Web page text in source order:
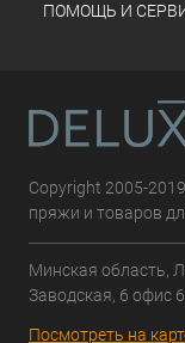
ПОМОЩЬ И
Copyright 2005-
пряжи и товаров
Минская область,
Заводская, 6 офис
Посмотреть на